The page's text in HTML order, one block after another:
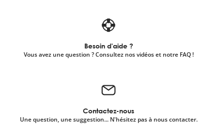
Besoin d'aide ?
Vous avez une question ? Consultez nos vidéos et notre FAQ !
Contactez-nous
Une question, une suggestion... N'hésitez pas à nous contacter.